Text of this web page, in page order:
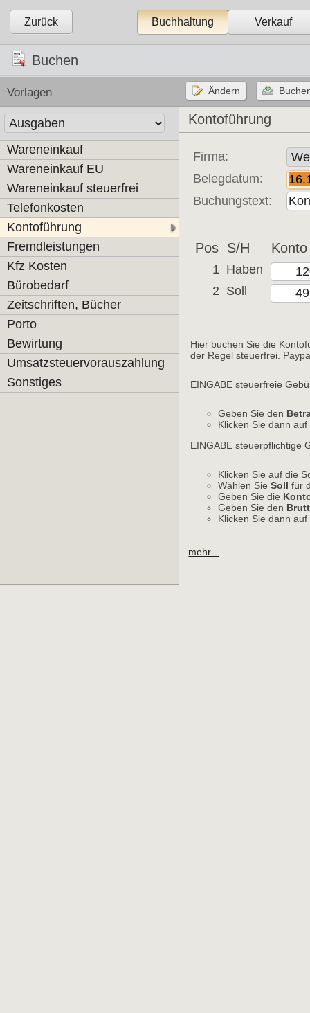
Zurück Buchhaltung Verkauf
Buchen
Vorlagen
Wareneinkauf
Wareneinkauf EU
Wareneinkauf steuerfrei
Telefonkosten
Kontoführung
Fremdleistungen
Kfz Kosten
Bürobedarf
Zeitschriften, Bücher
Porto
Bewirtung
Umsatzsteuervorauszahlung
Sonstiges
Kontoführung
Firma:
Belegdatum:
Buchungstext:
Pos S/H Konto
1 Haben
2 Soll
Hier buchen Sie die
der Regel steuerfrei.
EINGABE steuerfreie
Geben Sie den
Klicken Sie dann auf
EINGABE steuerpflichtige
Klicken Sie auf die
Wählen SieSoll für
Geben Sie die
Geben Sie den
Klicken Sie dann auf
mehr...